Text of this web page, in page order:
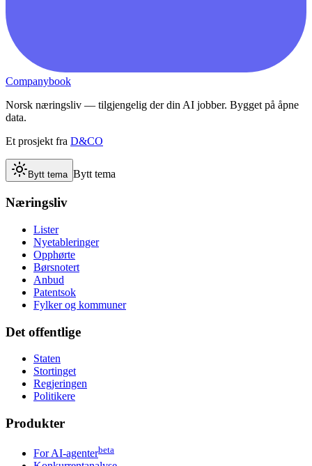
Companybook
Norsk næringsliv — tilgjengelig der din AI jobber. Bygget på åpne
data.
Et prosjekt fra D&CO
Bytt tema Bytt tema
Næringsliv
Lister
Nyetableringer
Opphørte
Børsnotert
Anbud
Patentsok
Fylker og kommuner
Det offentlige
Staten
Stortinget
Regjeringen
Politikere
Produkter
For AI-agenterbeta